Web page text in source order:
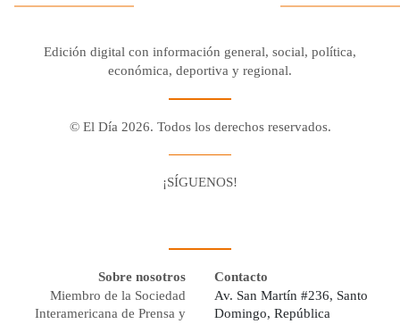
Edición digital con información general, social, política,
económica, deportiva y regional.
© El Día 2026. Todos los derechos reservados.
¡SÍGUENOS!
Sobre nosotros
Miembro de la Sociedad
Interamericana de Prensa y
Contacto
Av. San Martín #236, Santo
Domingo, República